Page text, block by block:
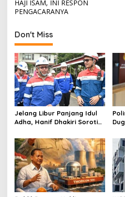
t
a
v
i
g
a
t
i
n
HAJI ISAM, INI RESPON
PENGACARANYA
Don't Miss
Jelang Libur Panjang Idul
Adha, Hanif Dhakiri Soroti
BBM Bersubsidi